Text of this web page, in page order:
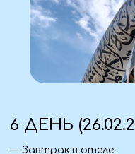
— Вода,
— Сумка для
Для
— Авиаперелёт Минеральные
Минеральные Воды;
аэропорт;
Входит в